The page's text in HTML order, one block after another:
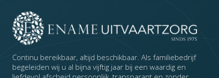
Continu bereikbaar, altijd beschikbaar. Als familiebedrijf
begeleiden wij u al bijna vijftig jaar bij een waardig en